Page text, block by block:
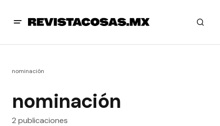
nominación
nominación
2 publicaciones